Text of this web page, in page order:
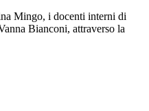
Mingo, i docenti interni di
Bianconi, attraverso la